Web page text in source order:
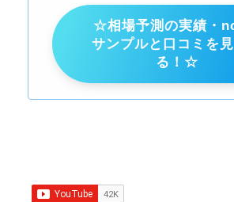
☆相場予測の実績・
サンプルと口コミを
る！☆